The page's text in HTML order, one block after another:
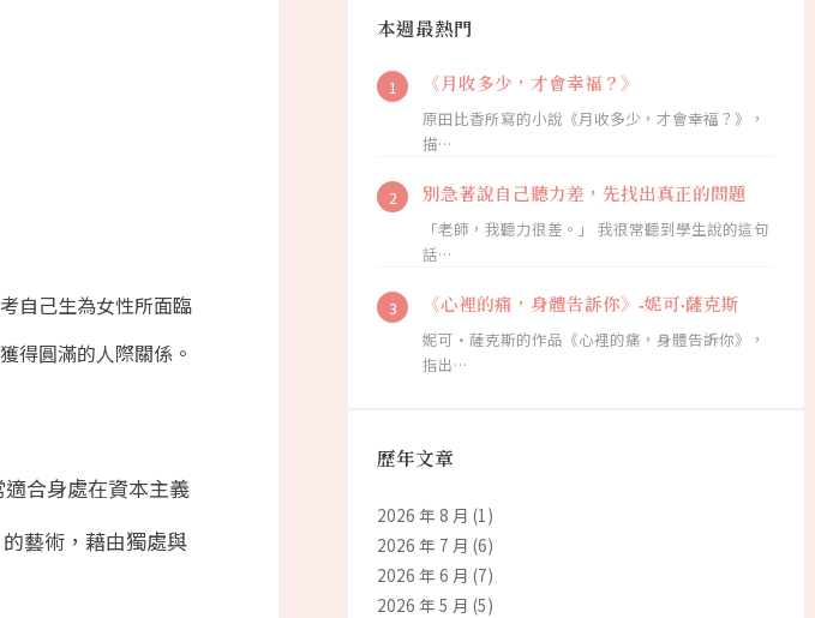
自己生為女性所面臨
得圓滿的人際關係。
合身處在資本主義
藝術，藉由獨處與
本週最熱門
《月收多少，才會幸福？》
原田比香所寫的小說《月收多少，才會幸福？》，
描…
別急著說自己聽力差，先找出真正的問題
「老師，我聽力很差。」 我很常聽到學生說的這句
話…
《心裡的痛，身體告訴你》-妮可·薩克斯
妮可·薩克斯的作品《心裡的痛，身體告訴你》，
指出…
歷年文章
2026 年 8 月 (1)
2026 年 7 月 (6)
2026 年 6 月 (7)
2026 年 5 月 (5)